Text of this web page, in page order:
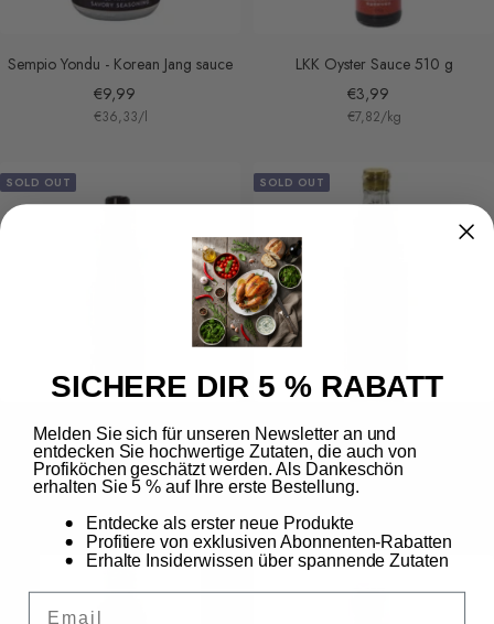
Sempio Yondu - Korean Jang sauce
Sale
price
€9,99
€36,33/l
LKK Oyster Sauce 510 g
Sale
price
€3,99
€7,82/kg
SOLD OUT
Megachef oyster sauce gluten-free
600 g
Sale
price
€4,99
SOLD OUT
Megachef fish sauce
Sale
price
€3,63
€5,19
SICHERE DIR 5 % RABATT
Melden Sie sich für unseren Newsletter an und
entdecken Sie hochwertige Zutaten, die auch von
Profiköchen geschätzt werden. Als Dankeschön
erhalten Sie 5 % auf Ihre erste Bestellung.
Entdecke als erster neue Produkte
Profitiere von exklusiven Abonnenten-Rabatten
Erhalte Insiderwissen über spannende Zutaten